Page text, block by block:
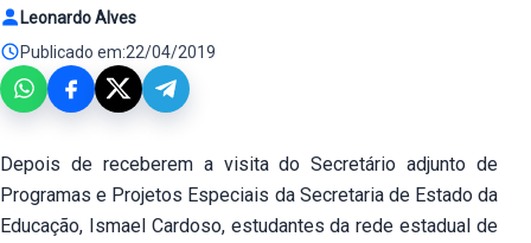
Leonardo Alves
Publicado em:22/04/2019
Depois de receberem a visita do Secretário adjunto de
Programas e Projetos Especiais da Secretaria de Estado da
Educação, Ismael Cardoso, estudantes da rede estadual de